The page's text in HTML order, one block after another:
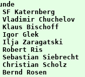
SF Katernberg
Chuchelov
Bischoff
- Igor Glek
Ilja Zaragatski
Robert Ris
Siebrecht
Scholz
Rosen